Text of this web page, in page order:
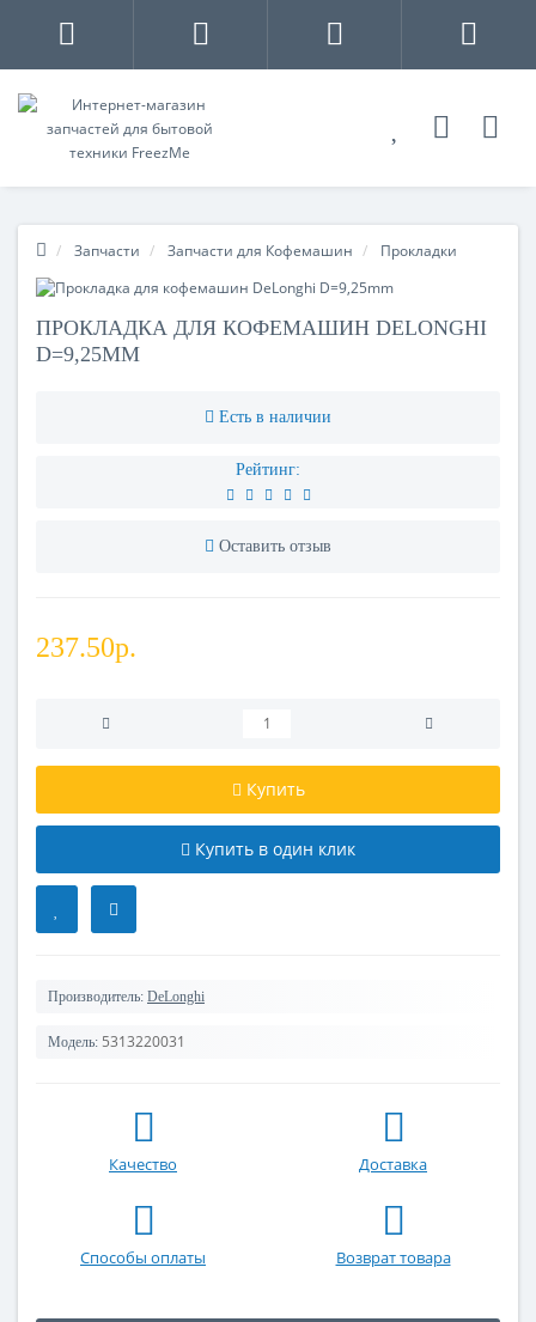
Запчасти Запчасти для Кофемашин Прокладки
ПРОКЛАДКА ДЛЯ КОФЕМАШИН DELONGHI
D=9,25MM
Есть в наличии
Рейтинг:
Оставить отзыв
237.50р.
Купить
Купить в один клик
Производитель: DeLonghi
Модель: 5313220031
Качество Доставка
Способы оплаты Возврат товара